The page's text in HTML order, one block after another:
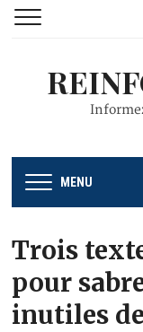
MENU
Trois
pour
inutiles